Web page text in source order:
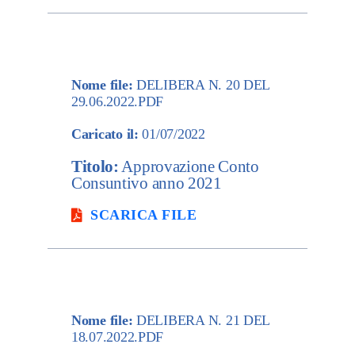
Nome file: DELIBERA N. 20 DEL
29.06.2022.PDF
Caricato il: 01/07/2022
Titolo: Approvazione Conto
Consuntivo anno 2021
SCARICA FILE
Nome file: DELIBERA N. 21 DEL
18.07.2022.PDF